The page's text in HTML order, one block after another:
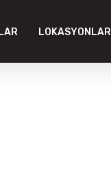
LOKASYONLAR